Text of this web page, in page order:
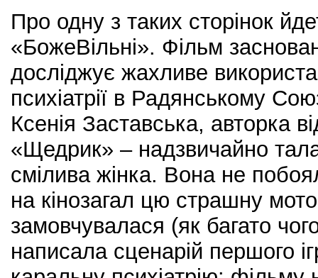
Про одну з таких сторінок
«БожеВільні». Фільм
досліджує жахливе
психіатрії в Радянському
Ксенія Заставська, авторка
«Щедрик» – надзвичайно
смілива жінка. Вона не
на кінозагал цю страшну
замовчувалася (як багато
написала сценарій першого